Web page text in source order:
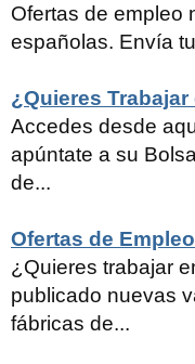
Ofertas de empleo
españolas. Envía
¿Quieres Trabajar
Accedes desde
apúntate a su
de...
Ofertas de
¿Quieres trabajar
publicado nuevas
fábricas de...